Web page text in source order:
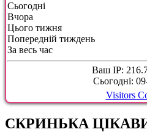
Сьогодні
Вчора
Цього тижня
Попередній тиждень
За весь час
Ваш IP:
Сьогодні:
Visitors
СКРИНЬКА